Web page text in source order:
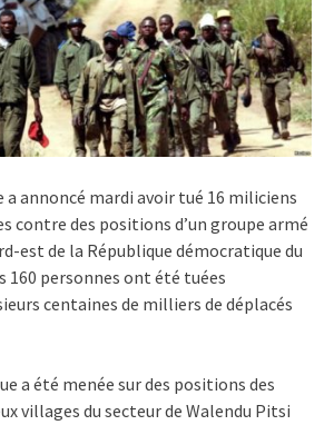
a annoncé mardi avoir tué 16 miliciens
contre des positions d’un groupe armé
est de la République démocratique du
160 personnes ont été tuées
centaines de milliers de déplacés
a été menée sur des positions des
villages du secteur de Walendu Pitsi